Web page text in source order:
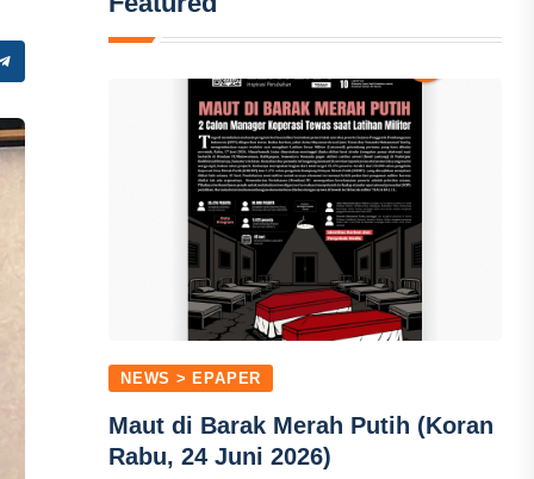
NEWS > EPAPER
Maut di Barak Merah Putih (Koran
Rabu, 24 Juni 2026)